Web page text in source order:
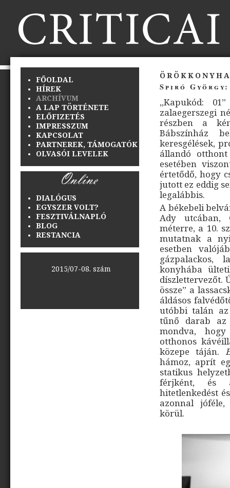
FŐOLDAL
HÍREK
ARCHÍVUM
A LAP TÖRTÉNETE
ELŐFIZETÉS
IMPRESSZUM
KAPCSOLAT
PARTNEREK, TÁMOGATÓK
OLVASÓI LEVELEK
DIALÓGUS
EGYSZER VOLT?
FESZTIVÁLNAPLÓ
BLOG
RESTANCIA
2015/07-08. szám>>
Spiró
„Kapukód:
zalaegerszegi
részben a
Bábszínház
keresgélések,
állandó
esetében
értetődő, hogy
jutott ez eddig
legalábbis.
A békebeli
Ady utcában,
méterre, a 10.
mutatnak a
esetben
gázpalackos,
konyhába
díszlettervezőt.
össze” a
áldásos
utóbbi talán az
tűnő darab az
mondva,
otthonos
közepe táján.
hámoz, aprít
statikus
férjként, és
hitetlenkedést
azonnal
körül.